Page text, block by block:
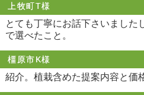
上牧町T様
とても丁寧にお話下さいました
で選べたこと。
橿原市K様
紹介。植栽含めた提案内容と価